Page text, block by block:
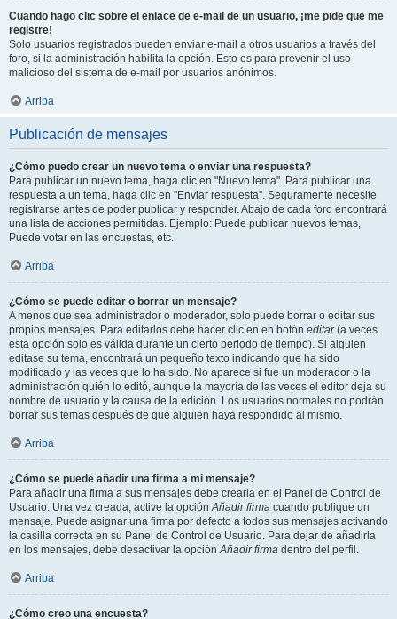
Cuando hago clic sobre el enlace de e-mail de un usuario, ¡me pide que me
registre!
Solo usuarios registrados pueden enviar e-mail a otros usuarios a través del
foro, si la administración habilita la opción. Esto es para prevenir el uso
malicioso del sistema de e-mail por usuarios anónimos.
Arriba
Publicación de mensajes
¿Cómo puedo crear un nuevo tema o enviar una respuesta?
Para publicar un nuevo tema, haga clic en "Nuevo tema". Para publicar una
respuesta a un tema, haga clic en "Enviar respuesta". Seguramente necesite
registrarse antes de poder publicar y responder. Abajo de cada foro encontrará
una lista de acciones permitidas. Ejemplo: Puede publicar nuevos temas,
Puede votar en las encuestas, etc.
Arriba
¿Cómo se puede editar o borrar un mensaje?
A menos que sea administrador o moderador, solo puede borrar o editar sus
propios mensajes. Para editarlos debe hacer clic en en botón editar(a veces
esta opción solo es válida durante un cierto periodo de tiempo). Si alguien
editase su tema, encontrará un pequeño texto indicando que ha sido
modificado y las veces que lo ha sido. No aparece si fue un moderador o la
administración quién lo editó, aunque la mayoría de las veces el editor deja su
nombre de usuario y la causa de la edición. Los usuarios normales no podrán
borrar sus temas después de que alguien haya respondido al mismo.
Arriba
¿Cómo se puede añadir una firma a mi mensaje?
Para añadir una firma a sus mensajes debe crearla en el Panel de Control de
Usuario. Una vez creada, active la opciónAñadir firma cuando publique un
mensaje. Puede asignar una firma por defecto a todos sus mensajes activando
la casilla correcta en su Panel de Control de Usuario. Para dejar de añadirla
en los mensajes, debe desactivar la opciónAñadir firma dentro del perfil.
Arriba
¿Cómo creo una encuesta?